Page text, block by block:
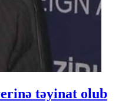
təyinat olub